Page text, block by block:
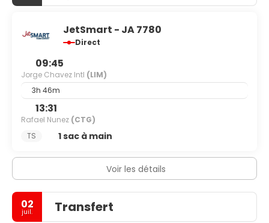
JetSmart - JA 7780
Direct
09:45
Jorge Chavez Intl (LIM)
3h 46m
13:31
Rafael Nunez (CTG)
TS
1 sac à main
Voir les détails
02
juil. Transfert